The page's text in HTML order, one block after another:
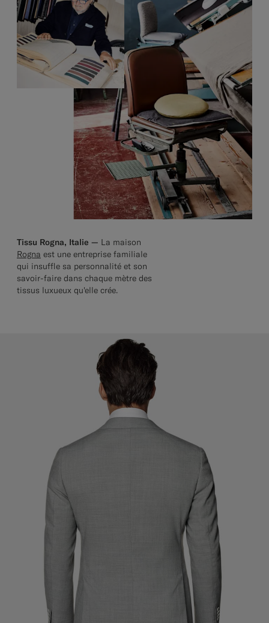
Tissu Rogna, Italie — La maison
Rogna est une entreprise familiale
qui insuffle sa personnalité et son
savoir-faire dans chaque mètre des
tissus luxueux qu'elle crée.